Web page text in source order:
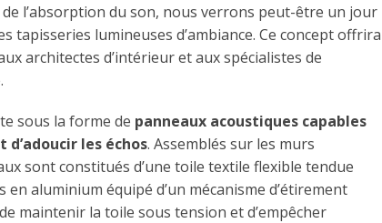
de l’absorption du son, nous verrons peut-être un jour
tapisseries lumineuses d’ambiance. Ce concept offrira
architectes d’intérieur et aux spécialistes de
sous la forme de panneaux acoustiques capables
d’adoucir les échos. Assemblés sur les murs
sont constitués d’une toile textile flexible tendue
en aluminium équipé d’un mécanisme d’étirement
maintenir la toile sous tension et d’empêcher